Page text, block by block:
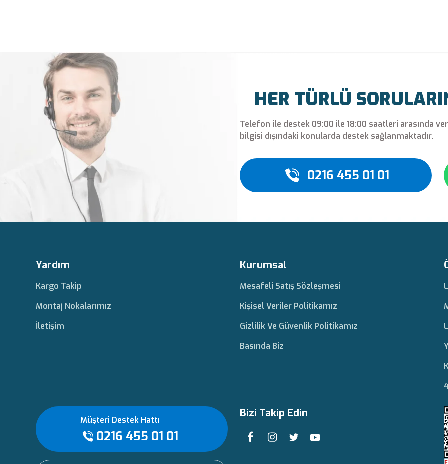
HER TÜRLÜ
Telefon ile destek 09:00 ile 18:00 saatleri arasında
bilgisi dışındaki konularda destek sağlanmaktadır.
0216 455 01 01
Yardım
Kargo Takip
Montaj Nokalarımız
İletişim
Kurumsal
Mesafeli Satış Sözleşmesi
Kişisel Veriler Politikamız
Gizlilik Ve Güvenlik Politikamız
Basında Biz
Müşteri Destek Hattı
0216 455 01 01
Bizi Takip Edin